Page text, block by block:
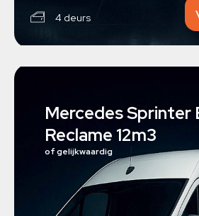
4 deurs
Mercedes Sprinter
Reclame 12m3
of gelijkwaardig